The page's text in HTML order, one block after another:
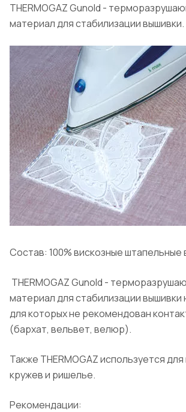
THERMOGAZ Gunold -
материал для стабилизации вышивки.
Состав: 100% вискозные штапельные
THERMOGAZ Gunold -
материал для стабилизации вышивки
для которых не рекомендован
(бархат, вельвет, велюр).
Также THERMOGAZ используется
кружев и ришелье.
Рекомендации: